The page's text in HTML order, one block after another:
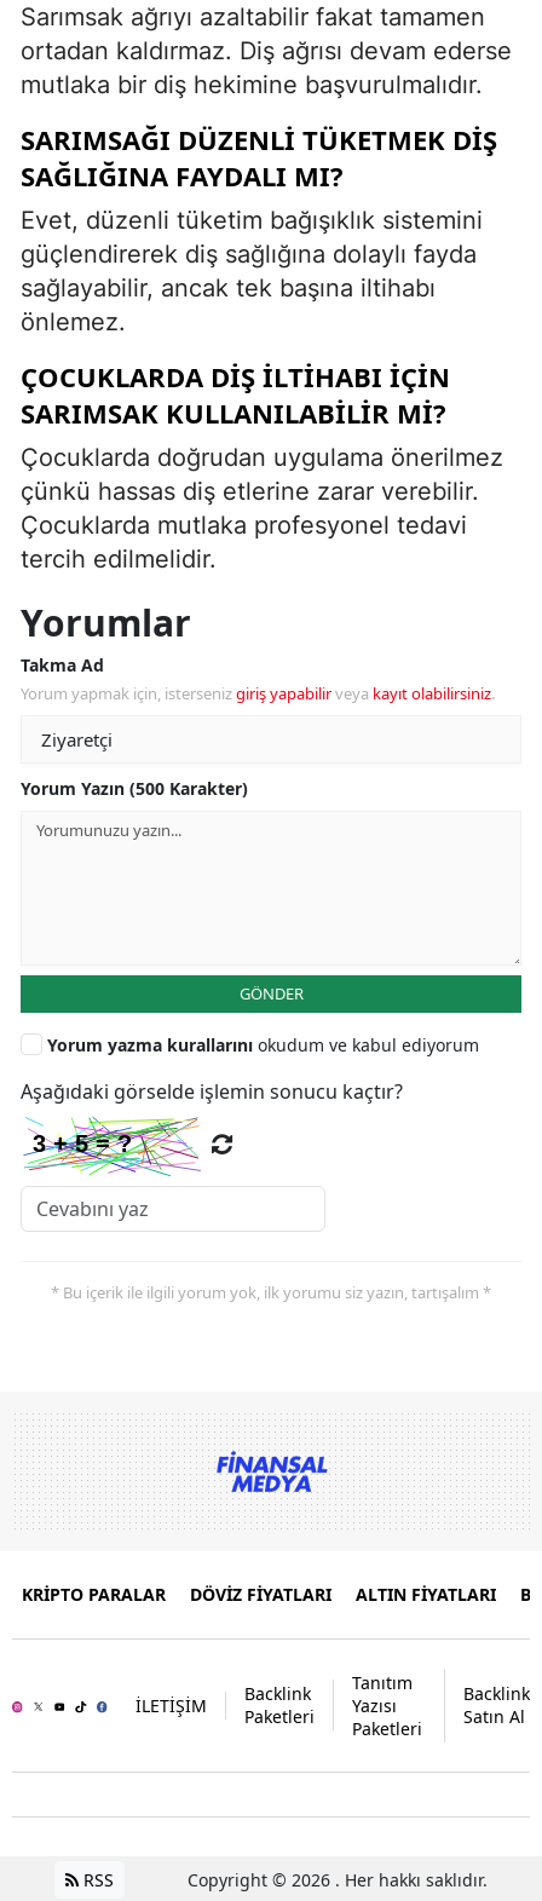
Sarımsak ağrıyı azaltabilir fakat tamamen
ortadan kaldırmaz. Diş ağrısı devam ederse
mutlaka bir diş hekimine başvurulmalıdır.
SARIMSAĞI DÜZENLI TÜKETMEK DIŞ
SAĞLIĞINA FAYDALI MI?
Evet, düzenli tüketim bağışıklık sistemini
güçlendirerek diş sağlığına dolaylı fayda
sağlayabilir, ancak tek başına iltihabı
önlemez.
ÇOCUKLARDA DIŞ ILTIHABI IÇIN
SARIMSAK KULLANILABILIR MI?
Çocuklarda doğrudan uygulama önerilmez
çünkü hassas diş etlerine zarar verebilir.
Çocuklarda mutlaka profesyonel tedavi
tercih edilmelidir.
Yorumlar
Takma Ad
Yorum yapmak için, istersenizgiriş yapabilirveya kayıt olabilirsiniz.
Yorum Yazın (500 Karakter)
GÖNDER
Yorum yazma kurallarını okudum ve kabul ediyorum
Aşağıdaki görselde işlemin sonucu kaçtır?
* Bu içerik ile ilgili yorum yok, ilk yorumu siz yazın, tartışalım *
KRİPTO PARALAR DÖVİZ FİYATLARI ALTIN FİYATLARI
İLETİŞİM
Backlink
Paketleri
Tanıtım
Yazısı
Paketleri
Backlink
Satın Al
RSS Copyright © 2026 . Her hakkı saklıdır.